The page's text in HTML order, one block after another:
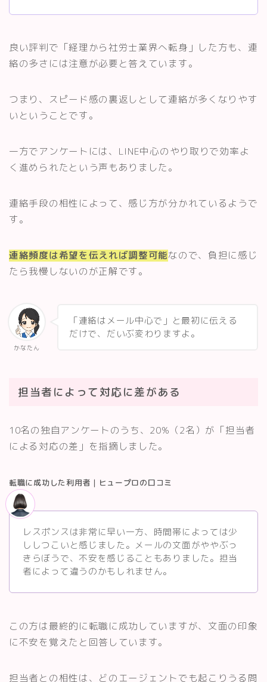
良い評判で「経理から社労士業界へ転身」した方も、連
絡の多さには注意が必要と答えています。
つまり、スピード感の裏返しとして連絡が多くなりやす
いということです。
一方でアンケートには、LINE中心のやり取りで効率よ
く進められたという声もありました。
連絡手段の相性によって、感じ方が分かれているようで
す。
連絡頻度は希望を伝えれば調整可能なので、負担に感じ
たら我慢しないのが正解です。
かなたん
「連絡はメール中心で」と最初に伝える
だけで、だいぶ変わりますよ。
担当者によって対応に差がある
10名の独自アンケートのうち、20%（2名）が「担当者
による対応の差」を指摘しました。
転職に成功した利用者｜ヒュープロの口コミ
レスポンスは非常に早い一方、時間帯によっては少
ししつこいと感じました。メールの文面がややぶっ
きらぼうで、不安を感じることもありました。担当
者によって違うのかもしれません。
この方は最終的に転職に成功していますが、文面の印象
に不安を覚えたと回答しています。
担当者との相性は、どのエージェントでも起こりうる問